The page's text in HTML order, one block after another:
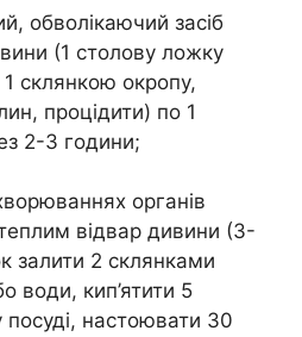
обволікаючий засіб
(1 столову ложку
1 склянкою окропу,
процідити) по 1
2-3 години;
органів
відвар дивини (3-
залити 2 склянками
води, кип’ятити 5
настоювати 30